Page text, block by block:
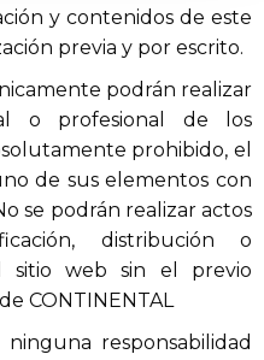
y contenidos de este
previa y por escrito.
podrán realizar
o profesional de los
prohibido, el
de sus elementos con
se podrán realizar actos
distribución o
sitio web sin el previo
CONTINENTAL
ninguna responsabilidad